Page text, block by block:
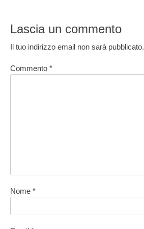
Lascia un commento
Il tuo indirizzo email non sarà pubblicato.
Commento *
Nome *